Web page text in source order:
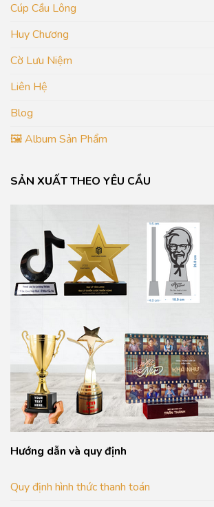
Cúp Cầu Lông
Huy Chương
Cờ Lưu Niệm
Liên Hệ
Blog
🖼️ Album Sản Phẩm
SẢN XUẤT THEO YÊU CẦU
Hướng dẫn và quy định
Quy định hình thức thanh toán